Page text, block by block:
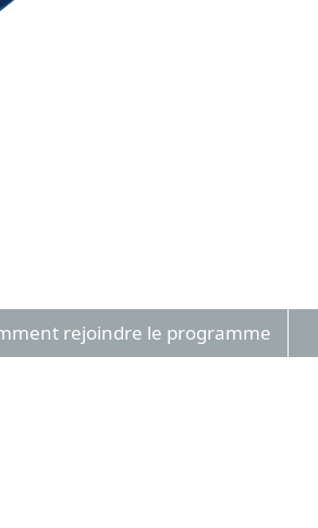
rejoindre le programme